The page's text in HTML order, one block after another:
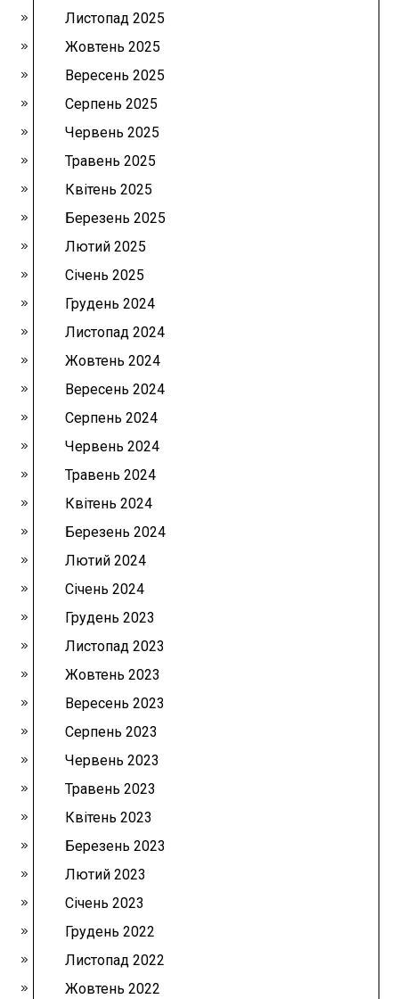
Листопад 2025
Жовтень 2025
Вересень 2025
Серпень 2025
Червень 2025
Травень 2025
Квітень 2025
Березень 2025
Лютий 2025
Січень 2025
Грудень 2024
Листопад 2024
Жовтень 2024
Вересень 2024
Серпень 2024
Червень 2024
Травень 2024
Квітень 2024
Березень 2024
Лютий 2024
Січень 2024
Грудень 2023
Листопад 2023
Жовтень 2023
Вересень 2023
Серпень 2023
Червень 2023
Травень 2023
Квітень 2023
Березень 2023
Лютий 2023
Січень 2023
Грудень 2022
Листопад 2022
Жовтень 2022